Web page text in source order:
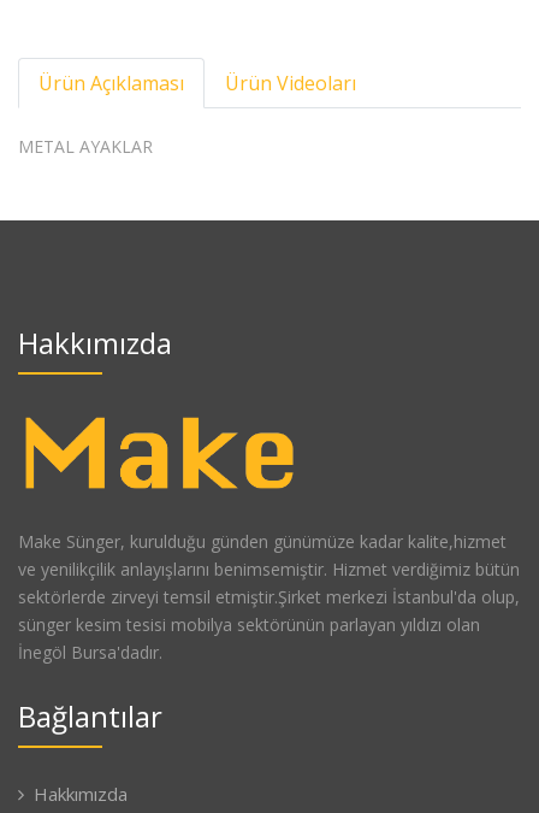
Ürün Açıklaması Ürün Videoları
METAL AYAKLAR
Hakkımızda
Make Sünger, kurulduğu günden günümüze kadar kalite,hizmet
ve yenilikçilik anlayışlarını benimsemiştir. Hizmet verdiğimiz bütün
sektörlerde zirveyi temsil etmiştir.Şirket merkezi İstanbul'da olup,
sünger kesim tesisi mobilya sektörünün parlayan yıldızı olan
İnegöl Bursa'dadır.
Bağlantılar
Hakkımızda